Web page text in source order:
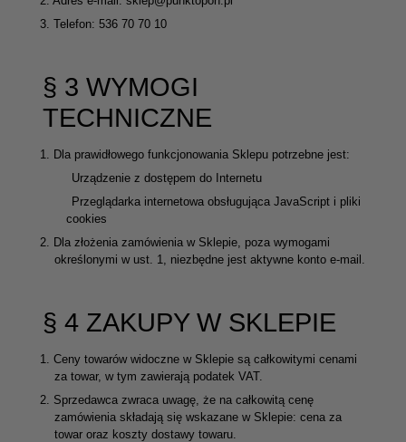
3. Telefon: 536 70 70 10
§ 3 WYMOGI
TECHNICZNE
1. Dla prawidłowego funkcjonowania Sklepu potrzebne jest:
Urządzenie z dostępem do Internetu
Przeglądarka internetowa obsługująca JavaScript i pliki
cookies
2. Dla złożenia zamówienia w Sklepie, poza wymogami
określonymi w ust. 1, niezbędne jest aktywne konto e-mail.
§ 4 ZAKUPY W SKLEPIE
1. Ceny towarów widoczne w Sklepie są całkowitymi cenami
za towar, w tym zawierają podatek VAT.
2. Sprzedawca zwraca uwagę, że na całkowitą cenę
zamówienia składają się wskazane w Sklepie: cena za
towar oraz koszty dostawy towaru.